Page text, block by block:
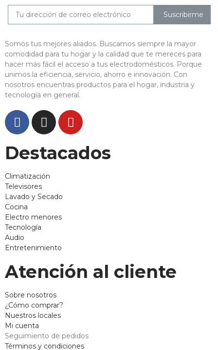
Suscribirme
Somos tus mejores aliados. Buscamos siempre la mayor
comodidad para tu hogar y la calidad que te mereces para
hacer más fácil el acceso a tus electrodomésticos. Porque
unimos la eficiencia, servicio, ahorro e innovación. Con
nosotros encuentras productos para el hogar, industria y
tecnología en general.
Destacados
Climatización
Televisores
Lavado y Secado
Cocina
Electro menores
Tecnología
Audio
Entretenimiento
Atención al cliente
Sobre nosotros
¿Cómo comprar?
Nuestros locales
Mi cuenta
Seguimiento de pedidos
Términos y condiciones